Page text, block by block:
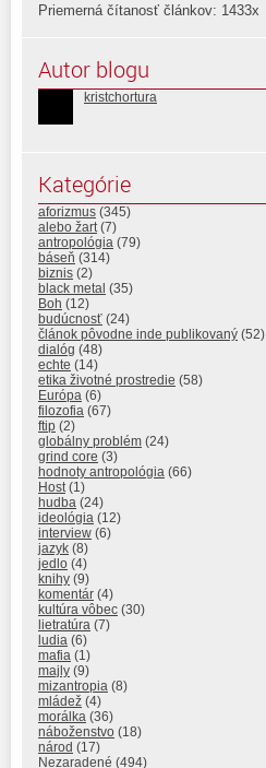
Priemerná čítanosť článkov: 1433x
Autor blogu
kristchortura
Kategórie
aforizmus (345)
alebo žart(7)
antropológia (79)
báseň (314)
biznis (2)
black metal (35)
Boh (12)
budúcnosť (24)
článok pôvodne inde publikovaný (52)
dialóg (48)
echte (14)
etika životné prostredie (58)
Európa (6)
filozofia (67)
ftip (2)
globálny problém (24)
grind core (3)
hodnoty antropológia (66)
Host(1)
hudba (24)
ideológia (12)
interview (6)
jazyk (8)
jedlo (4)
knihy (9)
komentár (4)
kultúra vôbec (30)
lietratúra (7)
ludia (6)
mafia (1)
majly (9)
mizantropia (8)
mládež (4)
morálka (36)
náboženstvo (18)
národ (17)
Nezaradené (494)